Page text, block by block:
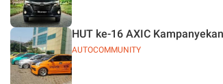
AUTOCOMMUNITY
HUT ke-16 AXIC